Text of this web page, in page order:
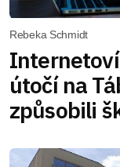
Rebeka Schmidt
útočí na
způsobili